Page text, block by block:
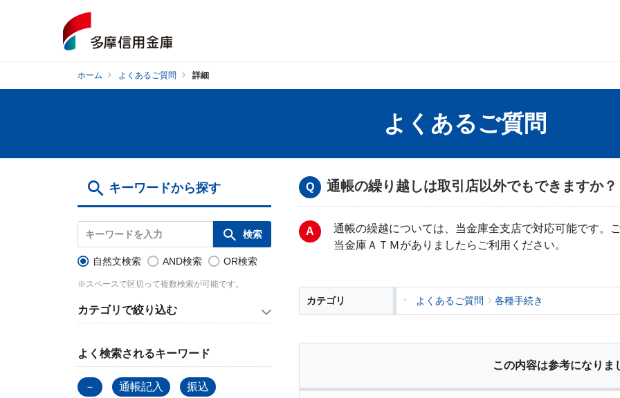
ホーム よくあるご質問 詳細
よくあるご質問
キーワードから探す
自然文検索 AND検索 OR検索
※スペースで区切って複数検索が可能です。
カテゴリで絞り込む
よく検索されるキーワード
－ 通帳記入 振込
通帳の繰り越しは取引店以外でもできますか？
通帳の繰越については、当金庫全支店で対応可能です。
当金庫ＡＴＭがありましたらご利用ください。
カテゴリ よくあるご質問 各種手続き
この内容は参考になりま